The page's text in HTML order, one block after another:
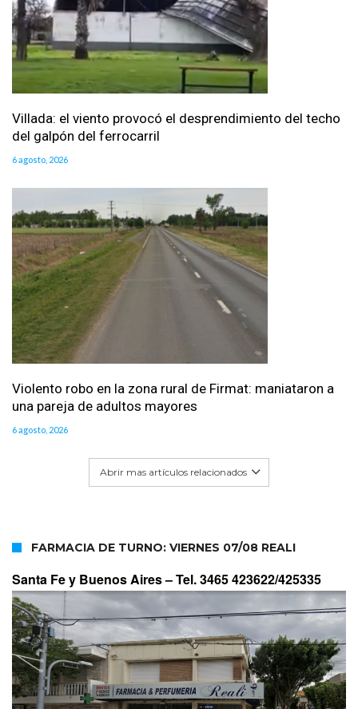
Villada: el viento provocó el desprendimiento del techo
del galpón del ferrocarril
6 agosto, 2026
Violento robo en la zona rural de Firmat: maniataron a
una pareja de adultos mayores
6 agosto, 2026
Abrir mas artículos relacionados
FARMACIA DE TURNO: VIERNES 07/08 REALI
Santa Fe y Buenos Aires –Tel. 3465 423622/425335